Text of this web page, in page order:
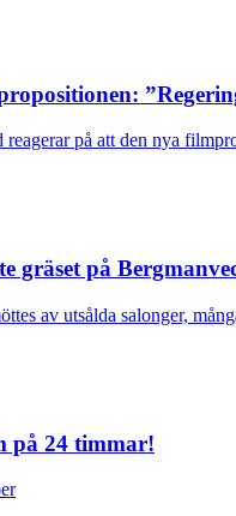
på att den nya
gräset på
av utsålda salonger,
på 24 timmar!